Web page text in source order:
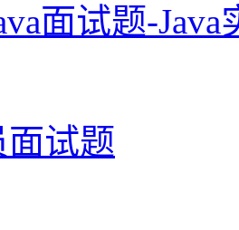
面试题-
面试题